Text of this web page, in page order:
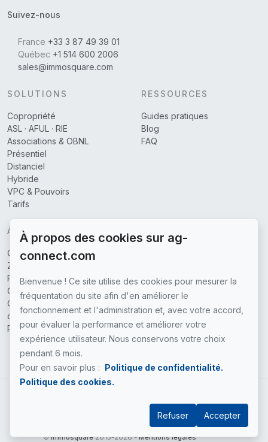
Suivez-nous
France +33 3 87 49 39 01
Québec +1 514 600 2006
sales@immosquare.com
SOLUTIONS
Copropriété
ASL · AFUL · RIE
Associations & OBNL
Présentiel
Distanciel
Hybride
VPC & Pouvoirs
Tarifs
RESSOURCES
Guides pratiques
Blog
FAQ
À PROPOS
Qui sommes-nous
Zones couvertes
Partenaires
Contactez-nous
Conditions générales
d'utilisation
Politique de confidentialité
©immosquare2013-2026 -Mentions légales
À propos des cookies sur ag-
connect.com
Bienvenue ! Ce site utilise des cookies pour mesurer la
fréquentation du site afin d'en améliorer le
fonctionnement et l'administration et, avec votre accord,
pour évaluer la performance et améliorer votre
expérience utilisateur. Nous conservons votre choix
pendant 6 mois.
Pour en savoir plus : Politique de confidentialité.
Politique des cookies.
Refuser Accepter